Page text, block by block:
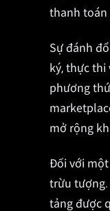
thanh toán
Sự đánh
ký, thực thi
phương
mở rộng
Đối với một
trừu tượng.
tảng được